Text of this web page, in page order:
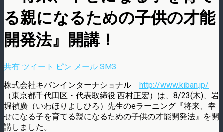
る親になるための子供の才能
開発法』開講！
共有 ツイート ピン メール SMS
株式会社キバンインターナショナル http://www.kiban.jp/
（東京都千代田区・代表取締役 西村正宏）は、8/23(木)、岩
堀禎廣（いわほりよしひろ）先生のeラーニング『将来、幸
せになる子を育てる親になるための子供の才能開発法』を開
講しました。